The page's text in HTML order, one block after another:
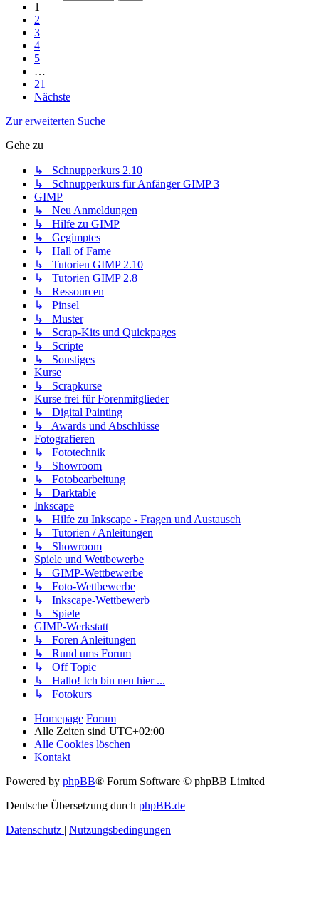
1
2
3
4
5
…
21
Nächste
Zur erweiterten Suche
Gehe zu
↳ Schnupperkurs 2.10
↳ Schnupperkurs für Anfänger GIMP 3
GIMP
↳ Neu Anmeldungen
↳ Hilfe zu GIMP
↳ Gegimptes
↳ Hall of Fame
↳ Tutorien GIMP 2.10
↳ Tutorien GIMP 2.8
↳ Ressourcen
↳ Pinsel
↳ Muster
↳ Scrap-Kits und Quickpages
↳ Scripte
↳ Sonstiges
Kurse
↳ Scrapkurse
Kurse frei für Forenmitglieder
↳ Digital Painting
↳ Awards und Abschlüsse
Fotografieren
↳ Fototechnik
↳ Showroom
↳ Fotobearbeitung
↳ Darktable
Inkscape
↳ Hilfe zu Inkscape - Fragen und Austausch
↳ Tutorien / Anleitungen
↳ Showroom
Spiele und Wettbewerbe
↳ GIMP-Wettbewerbe
↳ Foto-Wettbewerbe
↳ Inkscape-Wettbewerb
↳ Spiele
GIMP-Werkstatt
↳ Foren Anleitungen
↳ Rund ums Forum
↳ Off Topic
↳ Hallo! Ich bin neu hier ...
↳ Fotokurs
Homepage Forum
Alle Zeiten sind UTC+02:00
Alle Cookies löschen
Kontakt
Powered by phpBB® Forum Software © phpBB Limited
Deutsche Übersetzung durch phpBB.de
Datenschutz
Nutzungsbedingungen